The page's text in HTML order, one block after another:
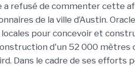
a refusé de commenter cette
de la ville d’Austin.
pour concevoir et
d'un 52 000 mètres
Dans le cadre de ses